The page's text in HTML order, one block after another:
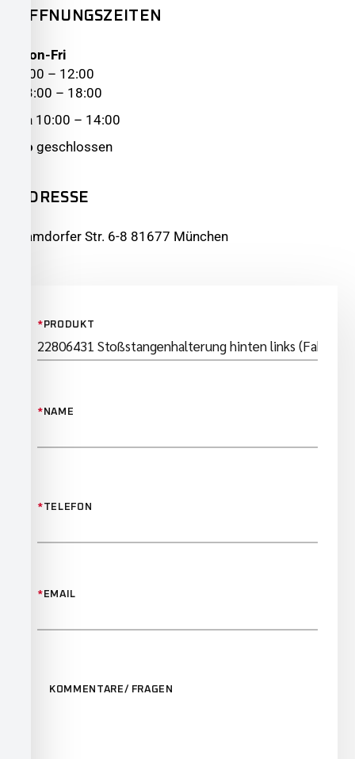
ÖFFNUNGSZEITEN
Mon-Fri
8:00 – 12:00
13:00 – 18:00
Sa 10:00 – 14:00
So geschlossen
ADRESSE
Zamdorfer Str. 6-8 81677 München
* PRODUKT
* NAME
*TELEFON
* EMAIL
KOMMENTARE/ FRAGEN